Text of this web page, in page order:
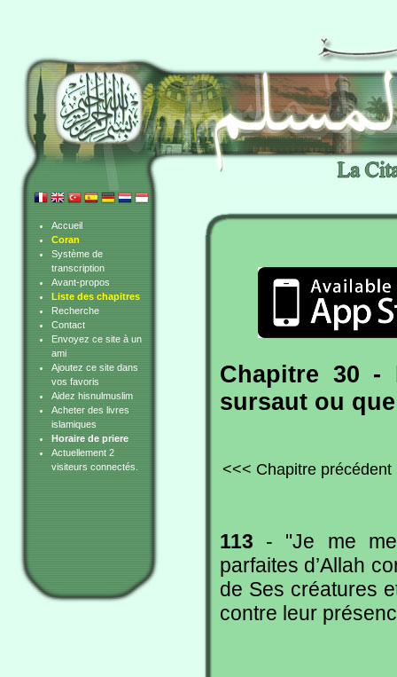
Accueil
Coran
Système de
transcription
Avant-propos
Liste des chapitres
Recherche
Contact
Envoyez ce site à un
ami
Ajoutez ce site dans
vos favoris
Aidez hisnulmuslim
Acheter des livres
islamiques
Horaire de priere
Actuellement 2
visiteurs connectés.
Chapitre 30 -
sursaut ou
<<< Chapitre précédent
113 - "Je me
parfaites d’Allah
de Ses créatures
contre leur